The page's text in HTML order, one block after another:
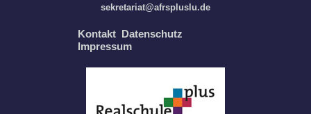
sekretariat@afrspluslu.de
Kontakt
Datenschutz
Impressum